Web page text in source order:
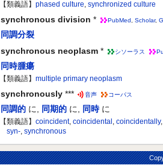
【類義語】 phased culture, synchronized culture
synchronous division * PubMed Scholar,
同調分裂
synchronous neoplasm * シソーラス
同時腫瘍
【類義語】 multiple primary neoplasm
synchronously *** 音声 コーパス
同調的 に 同期的 に 同時 に
【類義語】 coincident, coincidental , coincidentally,
syn-, synchronous